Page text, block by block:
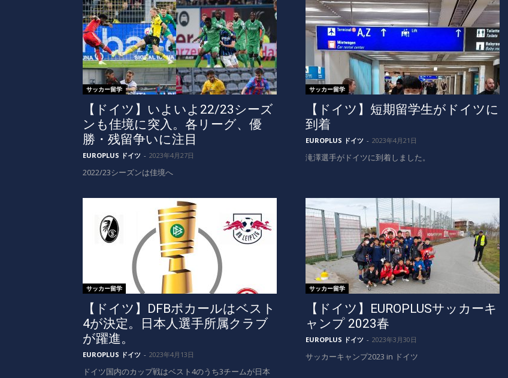
サッカー留学
【ドイツ】いよいよ22/23シーズ
ンも佳境に突入。各リーグ、優
勝・残留争いに注目
EUROPLUS ドイツ - 2023年4月27日
2022/23シーズンは佳境へ
サッカー留学
【ドイツ】短期留学生がドイツに
到着
EUROPLUS ドイツ - 2023年4月21日
滝澤選手がドイツに到着しました。
サッカー留学
【ドイツ】DFBポカールはベスト
4が決定。日本人選手所属クラブ
が躍進。
EUROPLUS ドイツ - 2023年4月13日
ドイツ国内のカップ戦はベスト4のうち3チームが日本
サッカー留学
【ドイツ】EUROPLUSサッカーキ
ャンプ 2023春
EUROPLUS ドイツ - 2023年3月30日
サッカーキャンプ2023 in ドイツ